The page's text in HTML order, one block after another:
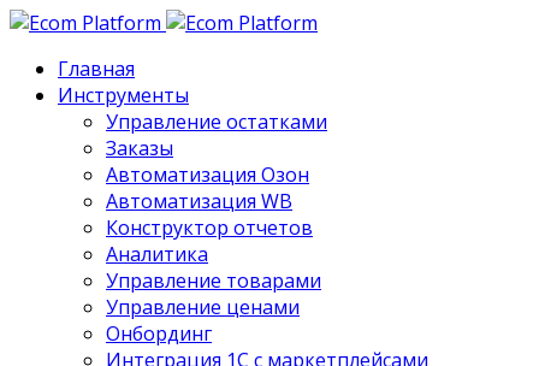
Главная
Инструменты
Управление остатками
Заказы
Автоматизация Озон
Автоматизация WB
Конструктор отчетов
Аналитика
Управление товарами
Управление ценами
Онбординг
Интеграция 1С с маркетплейсами